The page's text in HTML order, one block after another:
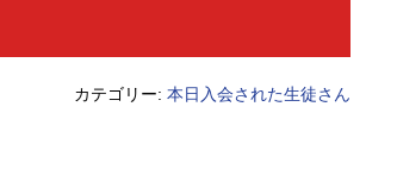
カテゴリー: 本日入会された生徒さん